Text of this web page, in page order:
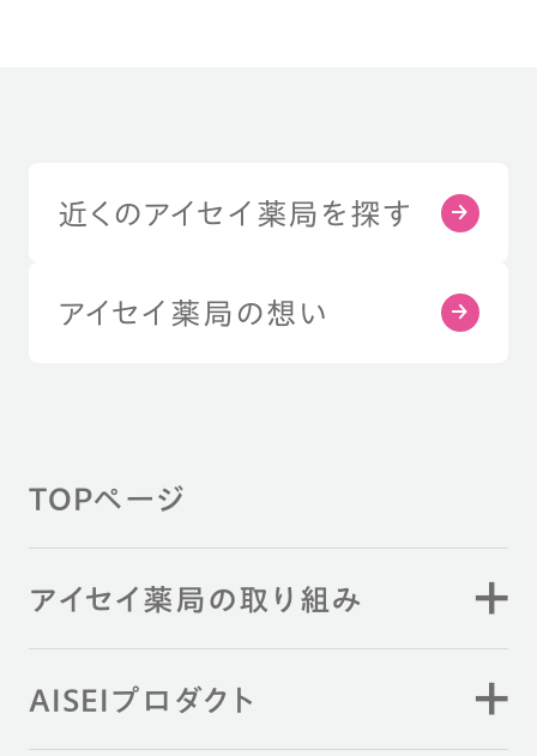
近くのアイセイ薬局を探す
アイセイ薬局の想い
TOPページ
アイセイ薬局の取り組み
AISEIプロダクト